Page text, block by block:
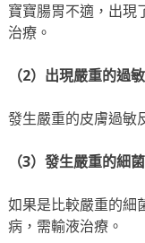
寶寶腸胃不適，出現
治療。
（2）出現嚴重的過
發生嚴重的皮膚過敏
（3）發生嚴重的細
如果是比較嚴重的細
病，需輸液治療。